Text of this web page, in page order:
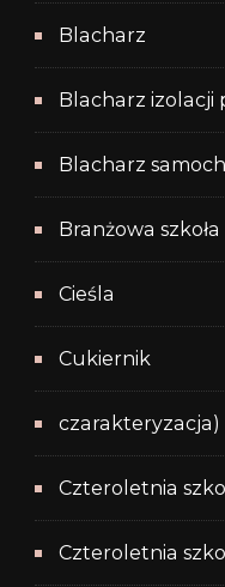
Blacharz
Blacharz izolacji
Blacharz
Branżowa
Cieśla
Cukiernik
czarakteryzacja)
Czteroletnia
Czteroletnia